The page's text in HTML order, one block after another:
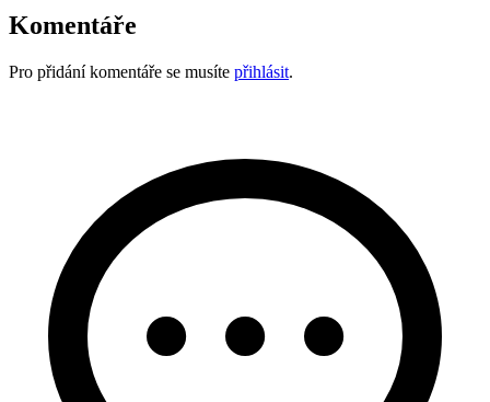
Komentáře
Pro přidání komentáře se musíte přihlásit.